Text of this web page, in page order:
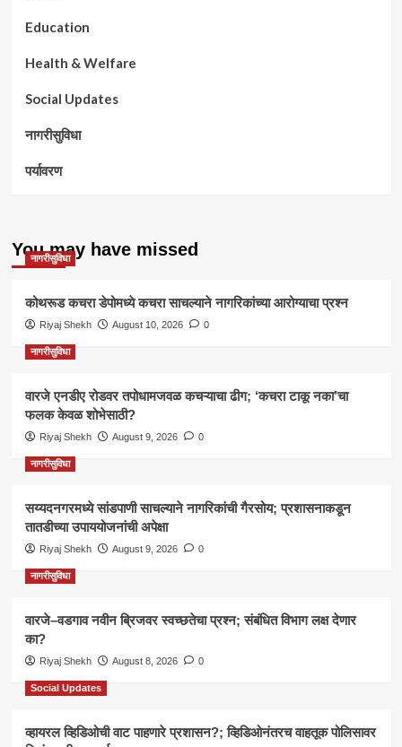
Education
Health & Welfare
Social Updates
नागरीसुविधा
पर्यावरण
You may have missed
नागरीसुविधा
कोथरूड कचरा डेपोमध्ये कचरा साचल्याने नागरिकांच्या आरोग्याचा प्रश्न
Riyaj Shekh August 10, 2026 0
नागरीसुविधा
वारजे एनडीए रोडवर तपोधामजवळ कचऱ्याचा ढीग; ‘कचरा टाकू नका’चा
फलक केवळ शोभेसाठी?
Riyaj Shekh August 9, 2026 0
नागरीसुविधा
सय्यदनगरमध्ये सांडपाणी साचल्याने नागरिकांची गैरसोय; प्रशासनाकडून
तातडीच्या उपाययोजनांची अपेक्षा
Riyaj Shekh August 9, 2026 0
नागरीसुविधा
वारजे–वडगाव नवीन ब्रिजवर स्वच्छतेचा प्रश्न; संबंधित विभाग लक्ष देणार
का?
Riyaj Shekh August 8, 2026 0
Social Updates
व्हायरल व्हिडिओची वाट पाहणारे प्रशासन?; व्हिडिओनंतरच वाहतूक पोलिसावर